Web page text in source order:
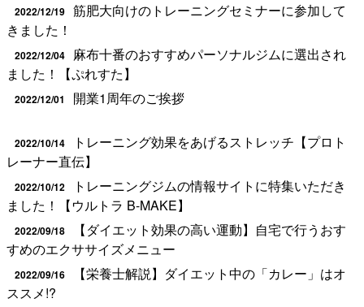
2022/12/19 筋肥大向けのトレーニングセミナーに参加して
きました！
2022/12/04
麻布十番のおすすめパーソナルジムに選出され
ました！【ぷれすた】
2022/12/01 開業1周年のご挨拶
2022/10/14
トレーニング効果をあげるストレッチ【プロト
レーナー直伝】
2022/10/12
トレーニングジムの情報サイトに特集いただき
ました！【ウルトラ B-MAKE】
2022/09/18
【ダイエット効果の高い運動】自宅で行うおす
すめのエクササイズメニュー
2022/09/16
【栄養士解説】ダイエット中の「カレー」はオ
ススメ!?